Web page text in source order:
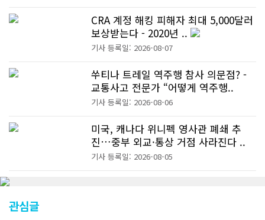
CRA 계정 해킹 피해자 최대 5,000달러
보상받는다 - 2020년 ..
기사 등록일: 2026-08-07
쑤티나 트레일 역주행 참사 의문점? -
교통사고 전문가 “어떻게 역주행..
기사 등록일: 2026-08-06
미국, 캐나다 위니펙 영사관 폐쇄 추
진…중부 외교·통상 거점 사라진다 ..
기사 등록일: 2026-08-05
관심글